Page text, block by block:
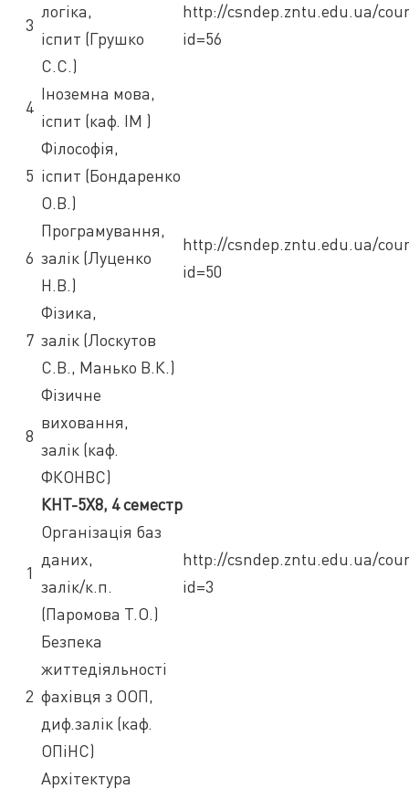
3
логіка,
іспит (Грушко
С.С.)
http://csndep.zntu.edu.ua/
id=56
4
Іноземна мова,
іспит (каф. ІМ )
5
Філософія,
іспит (Бондаренко
О.В.)
6
Програмування,
залік (Луценко
Н.В.)
http://csndep.zntu.edu.ua/
id=50
7
Фізика,
залік (Лоскутов
С.В., Манько В.К.)
8
Фізичне
виховання,
залік (каф.
ФКОНВС)
КНТ-5Х8, 4 семестр
1
Організація баз
даних,
залік/к.п.
(Паромова Т.О.)
http://csndep.zntu.edu.ua/
id=3
2
Безпека
життедіяльності
фахівця з ООП,
диф.залік (каф.
ОПіНС)
Архітектура